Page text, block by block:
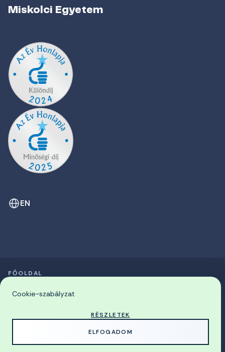
Miskolci Egyetem
EN
© 2026 Miskolci Egyetem
FŐOLDAL
Cookie-szabályzat
RÉSZLETEK
ELFOGADOM